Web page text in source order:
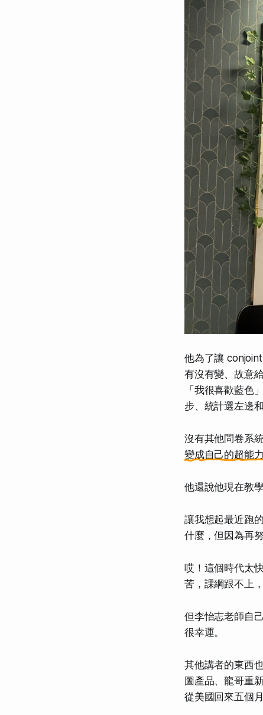
他為了讓
有沒有變、故意
「我很喜歡藍色
步、統計選左邊
沒有其他問卷系
變成自己的超能力
他還說他現在教
讓我想起最近跑
什麼，但因為再
哎！這個時代太
苦，課綱跟不上
但李怡志老師自
很幸運。
其他講者的東西
圖產品、龍哥重
從美國回來五個